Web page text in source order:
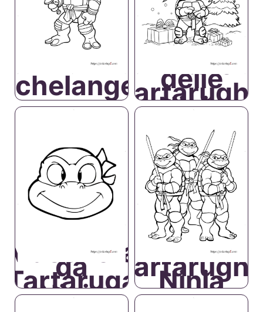
Natale
delle
Ninja
Maschera
da
Tartaruga
Ninja Ninja